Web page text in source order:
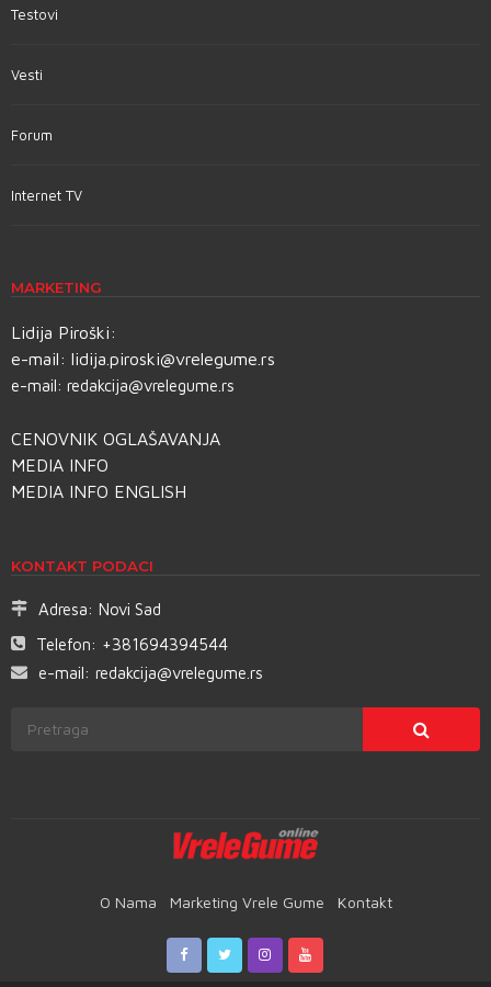
Testovi
Vesti
Forum
Internet TV
MARKETING
Lidija Piroški:
e-mail: lidija.piroski@vrelegume.rs
e-mail: redakcija@vrelegume.rs
CENOVNIK OGLAŠAVANJA
MEDIA INFO
MEDIA INFO ENGLISH
KONTAKT PODACI
Adresa: Novi Sad
Telefon: +381694394544
e-mail: redakcija@vrelegume.rs
O Nama Marketing Vrele Gume Kontakt